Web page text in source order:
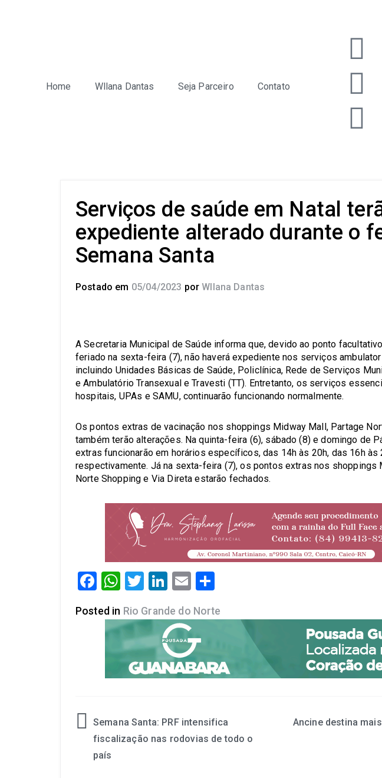
Home Wllana Dantas Seja Parceiro Contato
Serviços de saúde em Natal
expediente alterado durante o
Semana Santa
Postado em 05/04/2023 por Wllana Dantas
A Secretaria Municipal de Saúde informa que, devido ao ponto
feriado na sexta-feira (7), não haverá expediente nos serviços
incluindo Unidades Básicas de Saúde, Policlínica, Rede de Serviços
e Ambulatório Transexual e Travesti (TT). Entretanto, os serviços
hospitais, UPAs e SAMU, continuarão funcionando normalmente.
Os pontos extras de vacinação nos shoppings Midway Mall, Partage
também terão alterações. Na quinta-feira (6), sábado (8) e domingo de
extras funcionarão em horários específicos, das 14h às 20h, das 16h às
respectivamente. Já na sexta-feira (7), os pontos extras nos shoppings
Norte Shopping e Via Direta estarão fechados.
Facebook
WhatsApp
Twitter
LinkedIn
Email
Posted in Rio Grande do Norte
Semana Santa: PRF intensifica
fiscalização nas rodovias de todo o
país
Ancine destina